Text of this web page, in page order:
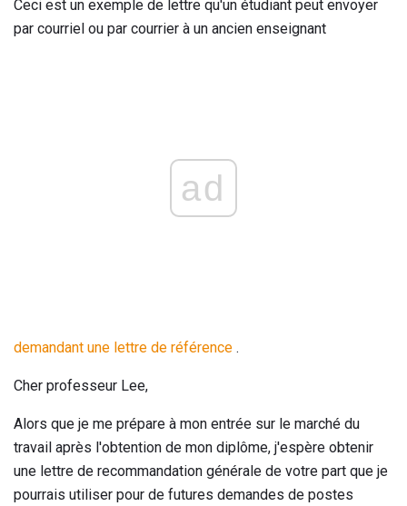
Ceci est un exemple de lettre qu'un étudiant peut envoyer
par courriel ou par courrier à un ancien enseignant
ad
demandant une lettre de référence .
Cher professeur Lee,
Alors que je me prépare à mon entrée sur le marché du
travail après l'obtention de mon diplôme, j'espère obtenir
une lettre de recommandation générale de votre part que je
pourrais utiliser pour de futures demandes de postes